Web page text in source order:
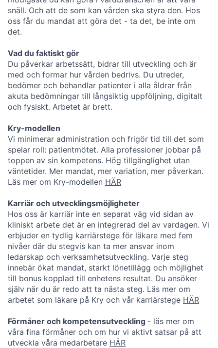
snäll. Och att de som kan vården ska styra den. Hos
oss får du mandat att göra det - ta det, be inte om
det.
Vad du faktiskt gör
Du påverkar arbetssätt, bidrar till utveckling och är
med och formar hur vården bedrivs. Du utreder,
bedömer och behandlar patienter i alla åldrar från
akuta bedömningar till långsiktig uppföljning, digitalt
och fysiskt. Arbetet är brett.
Kry-modellen
Vi minimerar administration och frigör tid till det som
spelar roll: patientmötet. Alla professioner jobbar på
toppen av sin kompetens. Hög tillgänglighet utan
väntetider. Mer mandat, mer variation, mer påverkan.
Läs mer om Kry-modellen HÄR
Karriär och utvecklingsmöjligheter
Hos oss är karriär inte en separat väg vid sidan av
kliniskt arbete det är en integrerad del av vardagen. Vi
erbjuder en tydlig karriärstege för läkare med fem
nivåer där du stegvis kan ta mer ansvar inom
ledarskap och verksamhetsutveckling. Varje steg
innebär ökat mandat, starkt lönetillägg och möjlighet
till bonus kopplad till enhetens resultat. Du ansöker
själv när du är redo att ta nästa steg. Läs mer om
arbetet som läkare på Kry och vår karriärstege HÄR
Förmåner och kompetensutveckling - läs mer om
våra fina förmåner och om hur vi aktivt satsar på att
utveckla våra medarbetare HÄR